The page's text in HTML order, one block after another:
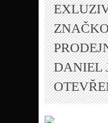
DANIEL